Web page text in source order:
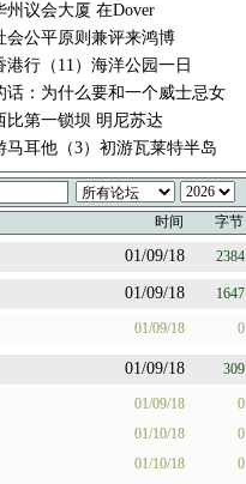
州议会大厦 在Dover
会公平原则兼评来鸿博
港行（11）海洋公园一日
话：为什么要和一个威士忌女
比第一锁坝 明尼苏达
马耳他（3）初游瓦莱特半岛
时间 字节
01/09/18 2384
01/09/18 1647
01/09/18 0
01/09/18 309
01/09/18 0
01/10/18
0
01/10/18
0